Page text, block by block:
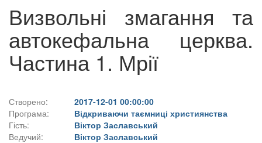
Визвольні змагання та
автокефальна церква.
Частина 1. Мрії
Створено:
2017-12-01 00:00:00
Програма:
Відкриваючи таємниці християнства
Гість:
Віктор Заславський
Ведучий:
Віктор Заславський